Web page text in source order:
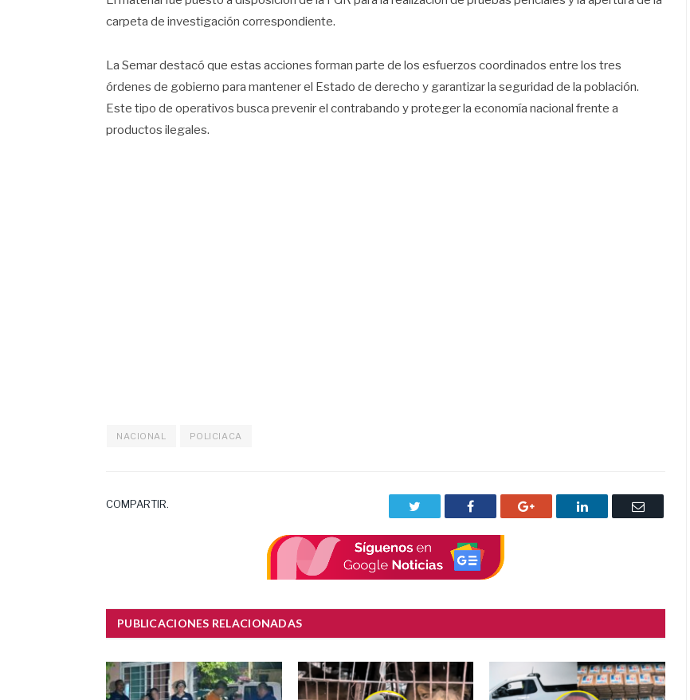
carpeta de investigación correspondiente.
La Semar destacó que estas acciones forman parte de los esfuerzos coordinados entre los tres
órdenes de gobierno para mantener el Estado de derecho y garantizar la seguridad de la población.
Este tipo de operativos busca prevenir el contrabando y proteger la economía nacional frente a
productos ilegales.
NACIONAL POLICIACA
COMPARTIR. Facebook Google+ LinkedIn
Correo
PUBLICACIONES RELACIONADAS